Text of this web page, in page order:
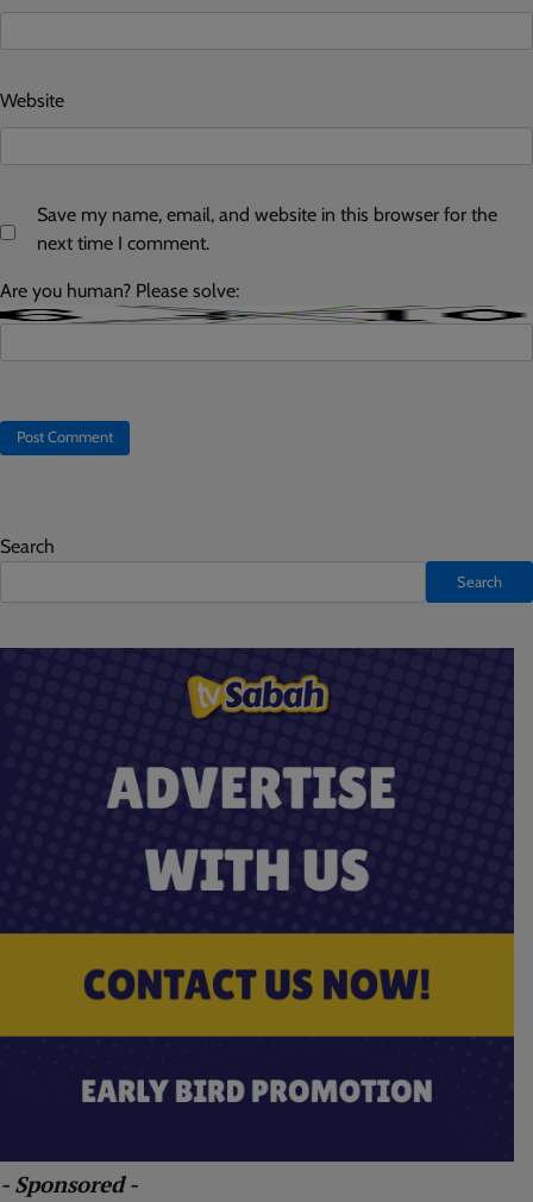
Website
Save my name, email, and website in this browser for the
next time I comment.
Are you human? Please solve:
Search
Search
- Sponsored -